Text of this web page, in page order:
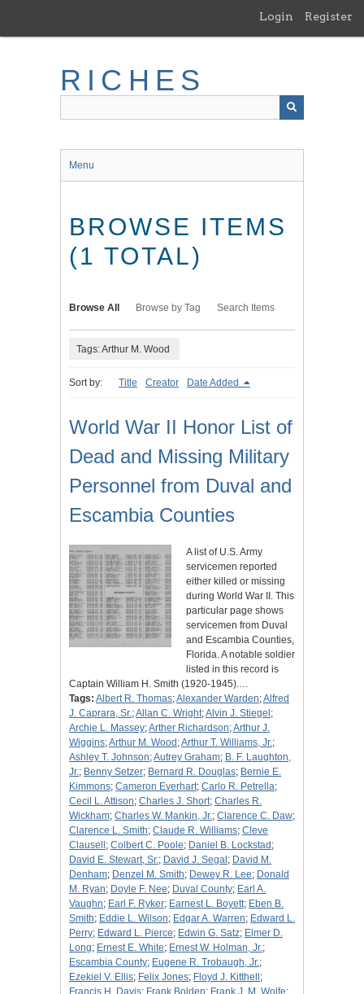
main
Login Register
RICHES
Menu
BROWSE ITEMS
(1 TOTAL)
Browse All Browse by Tag Search Items
Tags: Arthur M. Wood
Sort by: Title Creator Date Added
World War II Honor List of
Dead and Missing Military
Personnel from Duval and
Escambia Counties
A list of U.S. Army
servicemen reported
either killed or missing
during World War II. This
particular page shows
servicemen from Duval
and Escambia Counties,
Florida. A notable soldier
listed in this record is
Captain William H. Smith (1920-1945).…
Tags: Albert R. Thomas;Alexander Warden;Alfred
J. Caprara, Sr.;Allan C. Wright;Alvin J. Stiegel ;
Archie L. Massey;Arther Richardson;Arthur J.
Wiggins;Arthur M. Wood ;Arthur T. Williams, Jr.;
Ashley T. Johnson;Autrey Graham; B. F. Laughton,
Jr.; Benny Setzer; Bernard R. Douglas; Bernie E.
Kimmons; Cameron Everhart; Carlo R. Petrella;
Cecil L. Attison; Charles J. Short; Charles R.
Wickham; Charles W. Mankin, Jr.; Clarence C. Daw;
Clarence L. Smith; Claude R. Williams; Cleve
Clausell ; Colbert C. Poole; Daniel B. Lockstad ;
David E. Stewart, Sr.; David J. Segal ; David M.
Denham; Denzel M. Smith; Dewey R. Lee; Donald
M. Ryan; Doyle F. Nee; Duval County; Earl A.
Vaughn; Earl F. Ryker; Earnest L. Boyett; Eben B.
Smith; Eddie L. Wilson; Edgar A. Warren; Edward L.
Perry; Edward L. Pierce; Edwin G. Satz; Elmer D.
Long; Ernest E. White; Ernest W. Holman, Jr.;
Escambia County; Eugene R. Trobaugh, Jr.;
Ezekiel V. Ellis; Felix Jones; Floyd J. Kitthell ;
Francis H. Davis; Frank Bolden; Frank J. M. Wolfe;